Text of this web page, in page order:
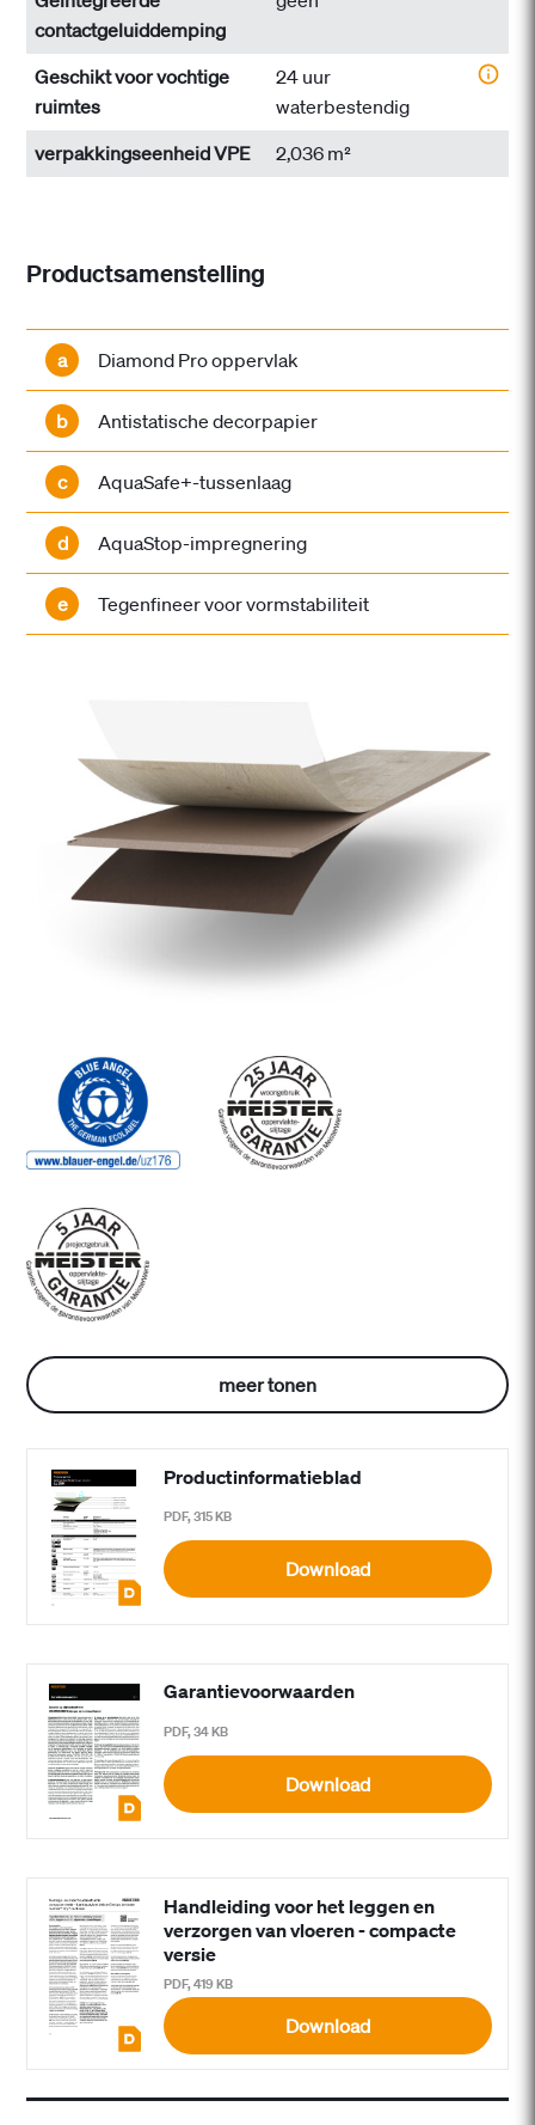
contactgeluiddemping
Geschikt voor vochtige
ruimtes
24 uur
waterbestendig
verpakkingseenheid VPE
2,036 m²
Productsamenstelling
a Diamond Pro oppervlak
b Antistatische decorpapier
c AquaSafe+-tussenlaag
d AquaStop-impregnering
e Tegenfineer voor vormstabiliteit
meer tonen
Productinformatieblad
PDF, 315 KB
Download
Garantievoorwaarden
PDF, 34 KB
Download
Handleiding voor het leggen en
verzorgen van vloeren - compacte
versie
PDF, 419 KB
Download